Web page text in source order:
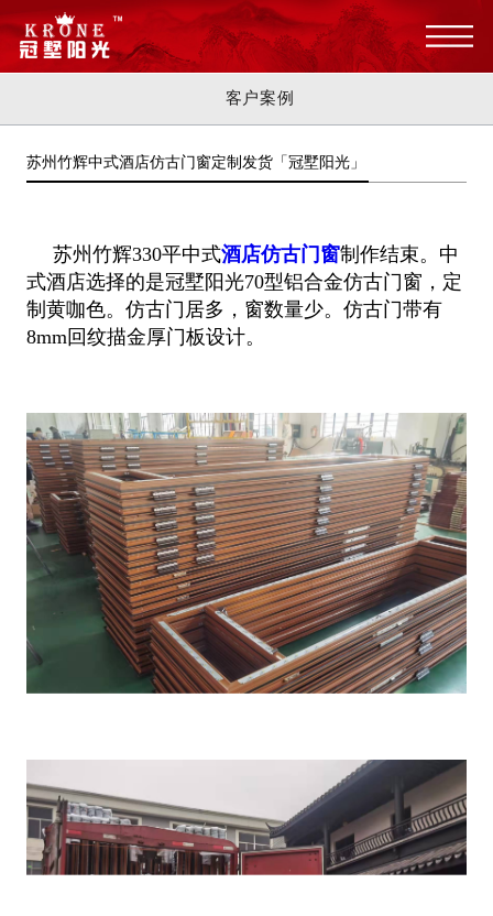
客户案例
苏州竹辉中式酒店仿古门窗定制发货「冠墅阳光」
苏州竹辉330平中式酒店仿古门窗制作结束。中
式酒店选择的是冠墅阳光70型铝合金仿古门窗，定
制黄咖色。仿古门居多，窗数量少。 仿古门带有
8mm回纹描金厚门板设计。